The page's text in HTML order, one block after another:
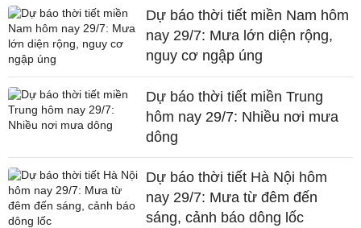
Dự báo thời tiết miền Nam hôm
nay 29/7: Mưa lớn diện rộng,
nguy cơ ngập úng
Dự báo thời tiết miền Trung
hôm nay 29/7: Nhiều nơi mưa
dông
Dự báo thời tiết Hà Nội hôm
nay 29/7: Mưa từ đêm đến
sáng, cảnh báo dông lốc